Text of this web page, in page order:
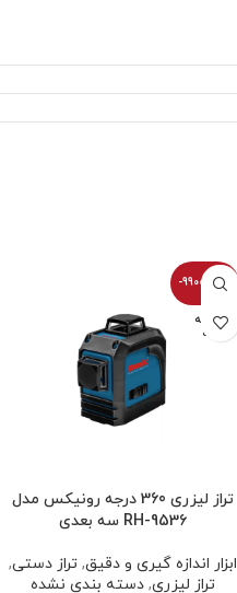
-99000100%
فروخته
شده
تراز لیزری 360 درجه رونیکس مدل
RH-9536 سه بعدی
ابزار اندازه گیری و دقیق,تراز دستی,
تراز لیزری,دسته بندی نشده